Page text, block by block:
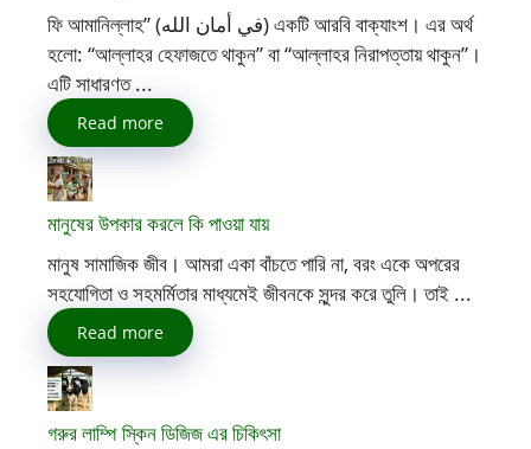
ফি আমানিল্লাহ” (في أمان الله) একটি আরবি বাক্যাংশ। এর অর্থ
হলো: “আল্লাহর হেফাজতে থাকুন” বা “আল্লাহর নিরাপত্তায় থাকুন”।
এটি সাধারণত ...
Read more
মানুষের উপকার করলে কি পাওয়া যায়
মানুষ সামাজিক জীব। আমরা একা বাঁচতে পারি না, বরং একে অপরের
সহযোগিতা ও সহমর্মিতার মাধ্যমেই জীবনকে সুন্দর করে তুলি। তাই ...
Read more
গরুর লাম্পি স্কিন ডিজিজ এর চিকিৎসা